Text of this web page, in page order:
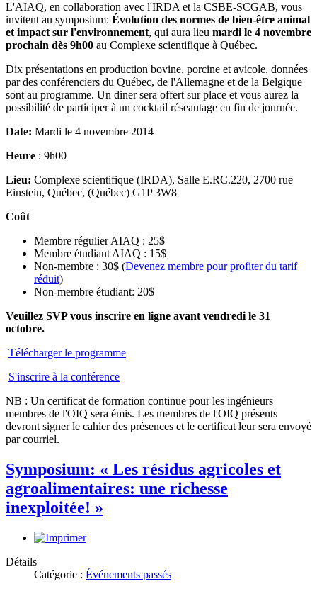
L'AIAQ, en collaboration avec l'IRDA et la CSBE-SCGAB, vous
invitent au symposium: Évolution des normes de bien-être animal
et impact sur l'environnement, qui aura lieu mardi le 4 novembre
prochain dès 9h00 au Complexe scientifique à Québec.
Dix présentations en production bovine, porcine et avicole, données
par des conférenciers du Québec, de l'Allemagne et de la Belgique
sont au programme. Un diner sera offert sur place et vous aurez la
possibilité de participer à un cocktail réseautage en fin de journée.
Date: Mardi le 4 novembre 2014
Heure : 9h00
Lieu: Complexe scientifique (IRDA), Salle E.RC.220, 2700 rue
Einstein, Québec, (Québec) G1P 3W8
Coût
Membre régulier AIAQ : 25$
Membre étudiant AIAQ : 15$
Non-membre : 30$ (Devenez membre pour profiter du tarif
réduit)
Non-membre étudiant: 20$
Veuillez SVP vous inscrire en ligne avant vendredi le 31
octobre.
Télécharger le programme
S'inscrire à la conférence
NB : Un certificat de formation continue pour les ingénieurs
membres de l'OIQ sera émis. Les membres de l'OIQ présents
devront signer le cahier des présences et le certificat leur sera envoyé
par courriel.
Symposium: « Les résidus agricoles et
agroalimentaires: une richesse
inexploitée! »
Détails
Catégorie : Événements passés